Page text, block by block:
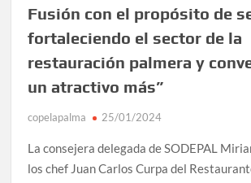
Fusión con el propósito de
fortaleciendo el sector de la
restauración palmera y
un atractivo más”
copelapalma 25/01/2024
La consejera delegada de SODEPAL
los chef Juan Carlos Curpa del